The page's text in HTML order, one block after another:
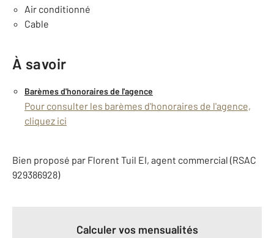
Air conditionné
Cable
À savoir
Barèmes d'honoraires de l'agence
Pour consulter les barèmes d'honoraires de l'agence,
cliquez ici
Bien proposé par Florent Tuil EI, agent commercial (RSAC
929386928)
Calculer vos mensualités